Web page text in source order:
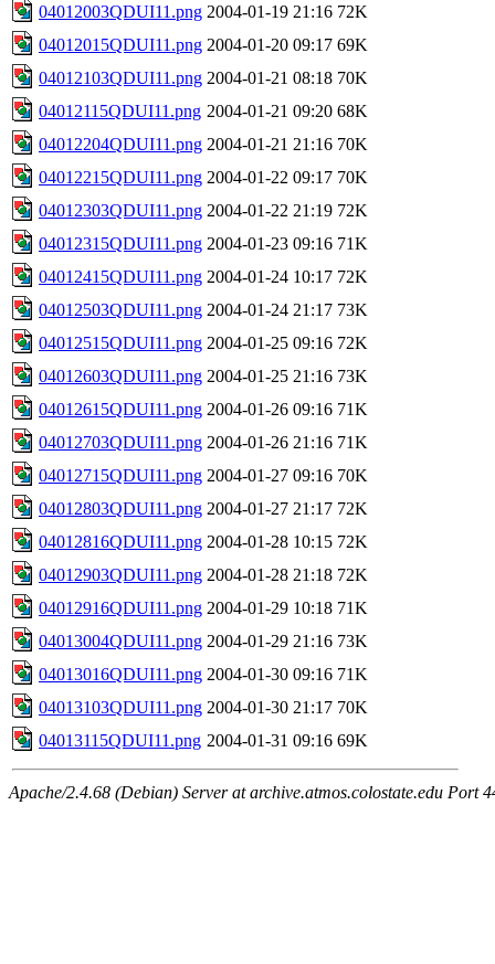
04012003QDUI11.png 2004-01-19 21:16 72K
04012015QDUI11.png 2004-01-20 09:17 69K
04012103QDUI11.png 2004-01-21 08:18 70K
04012115QDUI11.png 2004-01-21 09:20 68K
04012204QDUI11.png 2004-01-21 21:16 70K
04012215QDUI11.png 2004-01-22 09:17 70K
04012303QDUI11.png 2004-01-22 21:19 72K
04012315QDUI11.png 2004-01-23 09:16 71K
04012415QDUI11.png 2004-01-24 10:17 72K
04012503QDUI11.png 2004-01-24 21:17 73K
04012515QDUI11.png 2004-01-25 09:16 72K
04012603QDUI11.png 2004-01-25 21:16 73K
04012615QDUI11.png 2004-01-26 09:16 71K
04012703QDUI11.png 2004-01-26 21:16 71K
04012715QDUI11.png 2004-01-27 09:16 70K
04012803QDUI11.png 2004-01-27 21:17 72K
04012816QDUI11.png 2004-01-28 10:15 72K
04012903QDUI11.png 2004-01-28 21:18 72K
04012916QDUI11.png 2004-01-29 10:18 71K
04013004QDUI11.png 2004-01-29 21:16 73K
04013016QDUI11.png 2004-01-30 09:16 71K
04013103QDUI11.png 2004-01-30 21:17 70K
04013115QDUI11.png 2004-01-31 09:16 69K
Apache/2.4.68 (Debian) Server at archive.atmos.colostate.edu Port